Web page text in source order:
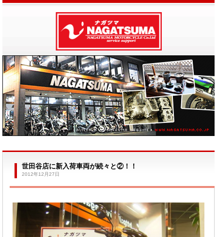
世田谷店に新入荷車両が続々と②！！
2012年12月27日